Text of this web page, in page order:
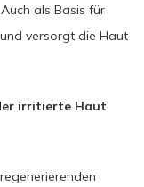
als Basis für
versorgt die Haut
irritierte Haut